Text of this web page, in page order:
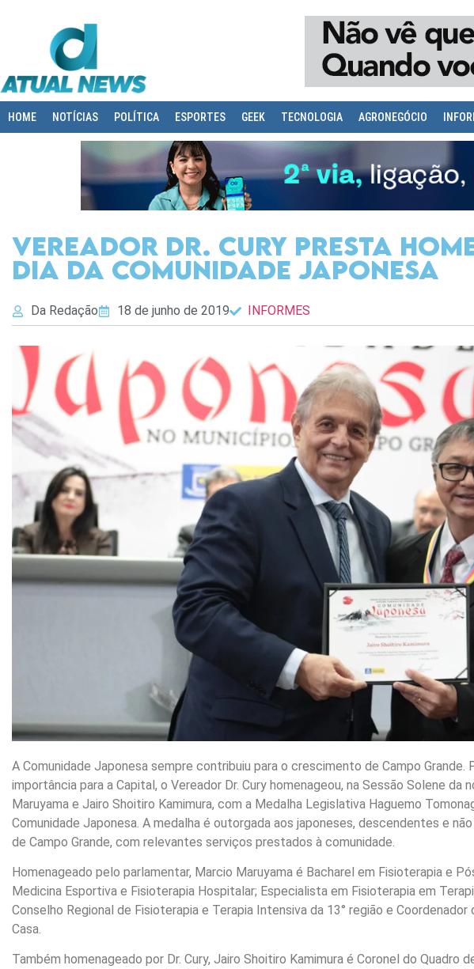
HOME NOTÍCIAS POLÍTICA ESPORTES GEEK TECNOLOGIA AGRONEGÓCIO
Vereador Dr. Cury presta
Dia da Comunidade Japonesa
Da Redação 18 de junho de 2019 INFORMES
A Comunidade Japonesa sempre contribuiu para o crescimento de Campo Grande.
importância para a Capital, o Vereador Dr. Cury homenageou, na Sessão Solene
Maruyama e Jairo Shoitiro Kamimura, com a Medalha Legislativa Haguemo
Comunidade Japonesa. A medalha é outorgada aos japoneses, descendentes e
de Campo Grande, com relevantes serviços prestados à comunidade.
Homenageado pelo parlamentar, Marcio Maruyama é Bacharel em Fisioterapia e
Medicina Esportiva e Fisioterapia Hospitalar; Especialista em Fisioterapia em
Conselho Regional de Fisioterapia e Terapia Intensiva da 13° região e
Casa.
Também homenageado por Dr. Cury, Jairo Shoitiro Kamimura é Coronel do Quadro